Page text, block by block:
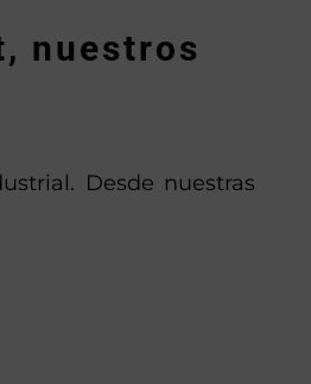
nuestros
Desde nuestras